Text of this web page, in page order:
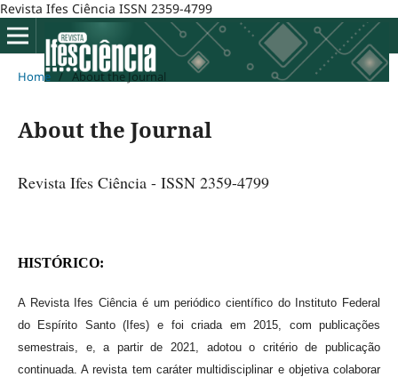
Revista Ifes Ciência ISSN 2359-4799
Home / About the Journal
About the Journal
Revista Ifes Ciência - ISSN 2359-4799
HISTÓRICO:
A Revista Ifes Ciência é um periódico científico do Instituto Federal
do Espírito Santo (Ifes) e foi criada em 2015, com publicações
semestrais, e, a partir de 2021, adotou o critério de publicação
continuada. A revista tem caráter multidisciplinar e objetiva colaborar